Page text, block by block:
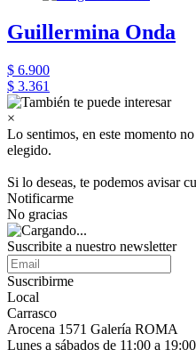
Guillermina Onda
$ 6.900
$ 3.361
×
Lo sentimos, en este momento
elegido.
Si lo deseas, te podemos avisar
Notificarme
No gracias
Suscribite a nuestro newsletter
Suscribirme
Local
Carrasco
Arocena 1571 Galería ROMA
Lunes a sábados de 11:00 a